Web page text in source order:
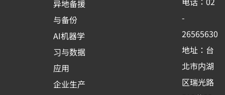
异地备援
与备份
AI机器学
习与数据
应用
企业生产
o
k
-
s
q
u
e
i
n
-
26565630
地址：台
北市内湖
区瑞光路